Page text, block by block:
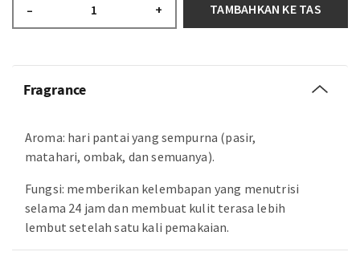
– + TAMBAHKAN KE TAS
Fragrance
Aroma: hari pantai yang sempurna (pasir,
matahari, ombak, dan semuanya).
Fungsi: memberikan kelembapan yang menutrisi
selama 24 jam dan membuat kulit terasa lebih
lembut setelah satu kali pemakaian.